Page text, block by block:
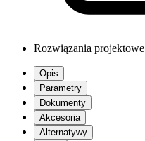
Rozwiązania projektowe
Opis
Parametry
Dokumenty
Akcesoria
Alternatywy